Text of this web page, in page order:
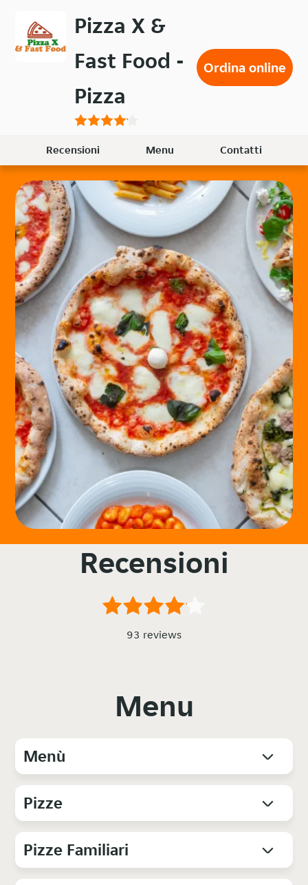
contenuto
Pizza X &
Fast Food -
Pizza
Ordina online
Recensioni Menu Contatti
Recensioni
93 reviews
Menu
Menù
Pizze
Pizze Familiari